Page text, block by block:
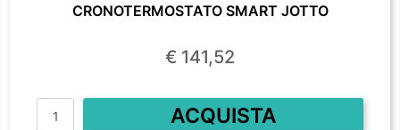
CRONOTERMOSTATO SMART JOTTO
€ 141,52
Quantità
ACQUISTA